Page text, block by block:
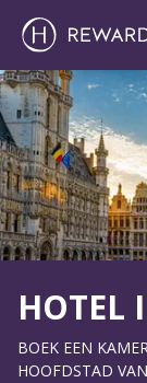
Dia 1 van 1
HOTEL
BOEK EEN
HOOFDSTAD